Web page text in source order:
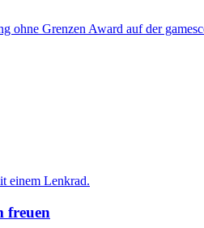
ohne Grenzen Award auf der
freuen